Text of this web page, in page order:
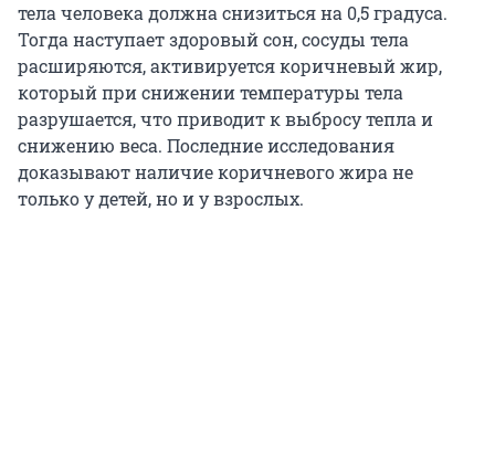
тела человека должна снизиться на 0,5 градуса.
Тогда наступает здоровый сон, сосуды тела
расширяются, активируется коричневый жир,
который при снижении температуры тела
разрушается, что приводит к выбросу тепла и
снижению веса. Последние исследования
доказывают наличие коричневого жира не
только у детей, но и у взрослых.